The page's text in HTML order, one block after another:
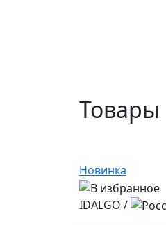
Товары
Новинка
IDALGO /